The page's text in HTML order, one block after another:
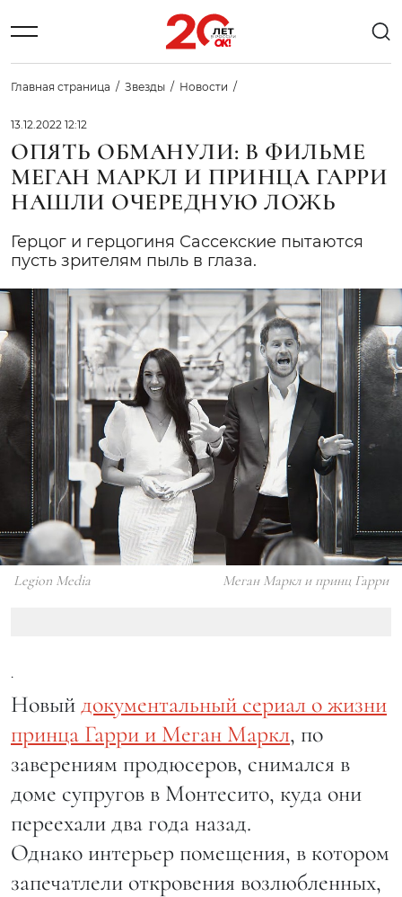
Главная страница Звезды Новости
13.12.2022 12:12
ОПЯТЬ ОБМАНУЛИ: В ФИЛЬМЕ
МЕГАН МАРКЛ И ПРИНЦА ГАРРИ
НАШЛИ ОЧЕРЕДНУЮ ЛОЖЬ
Герцог и герцогиня Сассекские пытаются
пусть зрителям пыль в глаза.
Legion Media Меган Маркл и принц Гарри
.
Новыйдокументальный сериал о жизни
принца Гарри и Меган Маркл, по
заверениям продюсеров, снимался в
доме супругов в Монтесито, куда они
переехали два года назад.
Однако интерьер помещения, в котором
запечатлели откровения возлюбленных,